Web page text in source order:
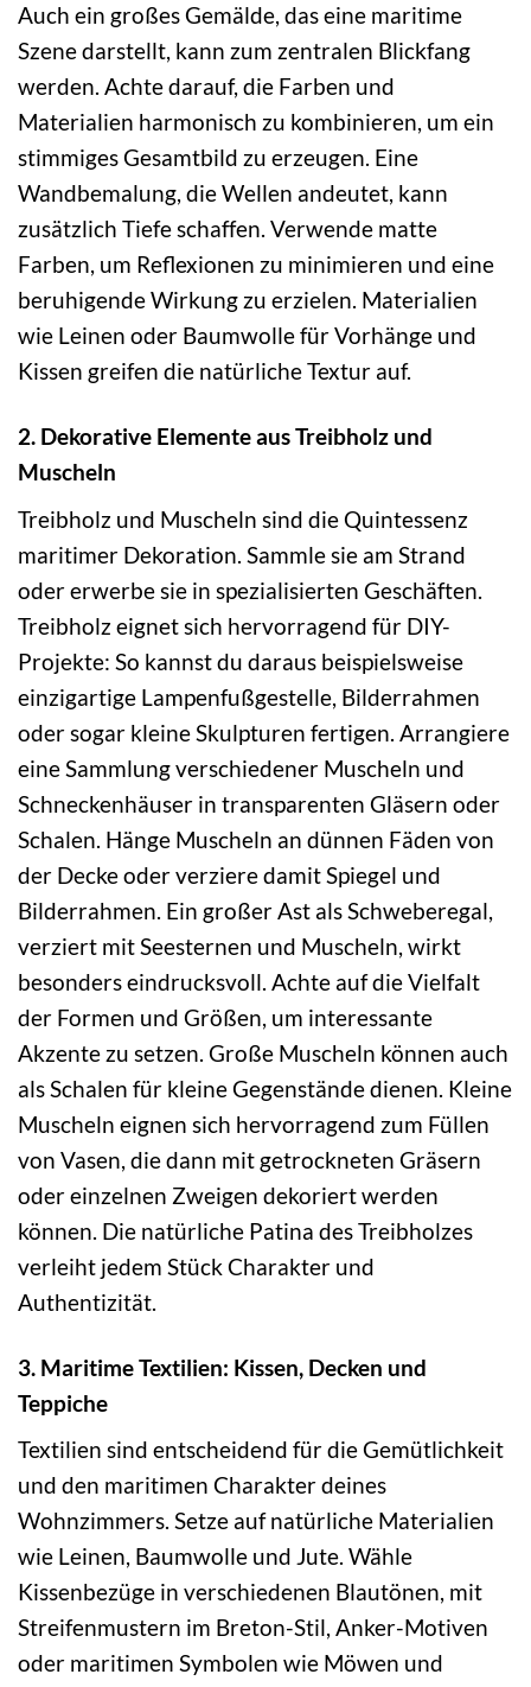
Auch ein großes Gemälde, das eine maritime
Szene darstellt, kann zum zentralen Blickfang
werden. Achte darauf, die Farben und
Materialien harmonisch zu kombinieren, um ein
stimmiges Gesamtbild zu erzeugen. Eine
Wandbemalung, die Wellen andeutet, kann
zusätzlich Tiefe schaffen. Verwende matte
Farben, um Reflexionen zu minimieren und eine
beruhigende Wirkung zu erzielen. Materialien
wie Leinen oder Baumwolle für Vorhänge und
Kissen greifen die natürliche Textur auf.
2. Dekorative Elemente aus Treibholz und
Muscheln
Treibholz und Muscheln sind die Quintessenz
maritimer Dekoration. Sammle sie am Strand
oder erwerbe sie in spezialisierten Geschäften.
Treibholz eignet sich hervorragend für DIY-
Projekte: So kannst du daraus beispielsweise
einzigartige Lampenfußgestelle, Bilderrahmen
oder sogar kleine Skulpturen fertigen. Arrangiere
eine Sammlung verschiedener Muscheln und
Schneckenhäuser in transparenten Gläsern oder
Schalen. Hänge Muscheln an dünnen Fäden von
der Decke oder verziere damit Spiegel und
Bilderrahmen. Ein großer Ast als Schweberegal,
verziert mit Seesternen und Muscheln, wirkt
besonders eindrucksvoll. Achte auf die Vielfalt
der Formen und Größen, um interessante
Akzente zu setzen. Große Muscheln können auch
als Schalen für kleine Gegenstände dienen. Kleine
Muscheln eignen sich hervorragend zum Füllen
von Vasen, die dann mit getrockneten Gräsern
oder einzelnen Zweigen dekoriert werden
können. Die natürliche Patina des Treibholzes
verleiht jedem Stück Charakter und
Authentizität.
3. Maritime Textilien: Kissen, Decken und
Teppiche
Textilien sind entscheidend für die Gemütlichkeit
und den maritimen Charakter deines
Wohnzimmers. Setze auf natürliche Materialien
wie Leinen, Baumwolle und Jute. Wähle
Kissenbezüge in verschiedenen Blautönen, mit
Streifenmustern im Breton-Stil, Anker-Motiven
oder maritimen Symbolen wie Möwen und